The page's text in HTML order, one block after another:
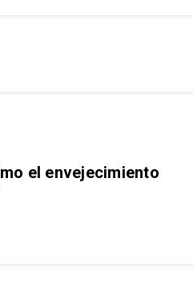
el envejecimiento